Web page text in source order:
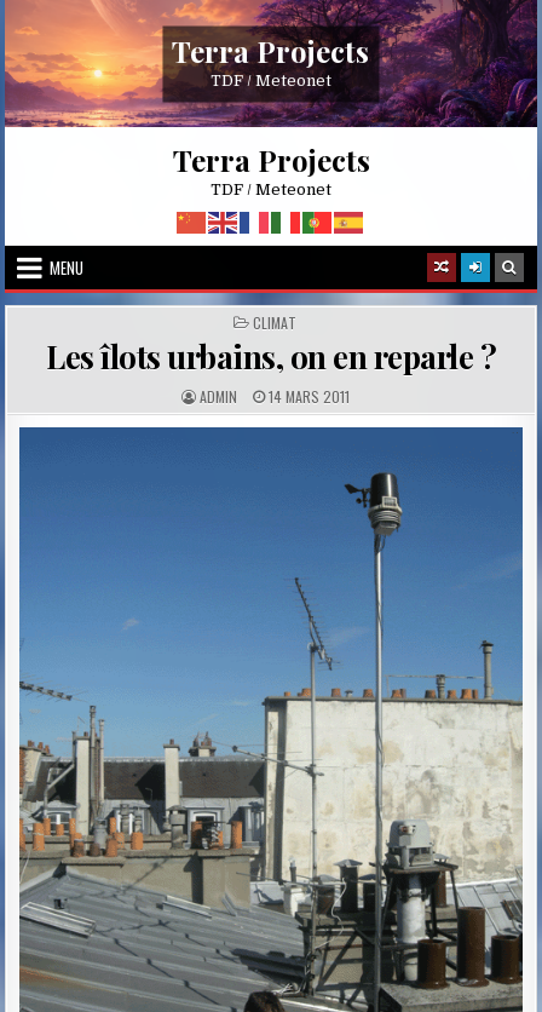
content
Terra Projects
TDF / Meteonet
Terra Projects
TDF / Meteonet
MENU
POSTED
IN
CLIMAT
Les îlots urbains, on en reparle ?
A
U
T
ADMIN P
U
B
14 MARS 2011